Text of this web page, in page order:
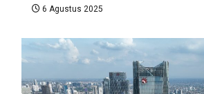
6 Agustus 2025